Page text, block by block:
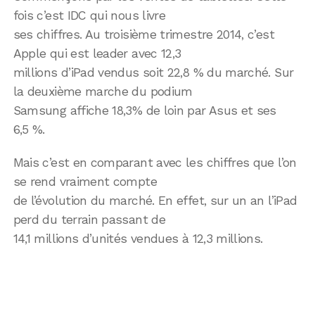
fois c’est IDC qui nous livre
ses chiffres. Au troisième trimestre 2014, c’est
Apple qui est leader avec 12,3
millions d’iPad vendus soit 22,8 % du marché. Sur
la deuxième marche du podium
Samsung affiche 18,3% de loin par Asus et ses
6,5 %.
Mais c’est en comparant avec les chiffres que l’on
se rend vraiment compte
de l’évolution du marché. En effet, sur un an l’iPad
perd du terrain passant de
14,1 millions d’unités vendues à 12,3 millions.